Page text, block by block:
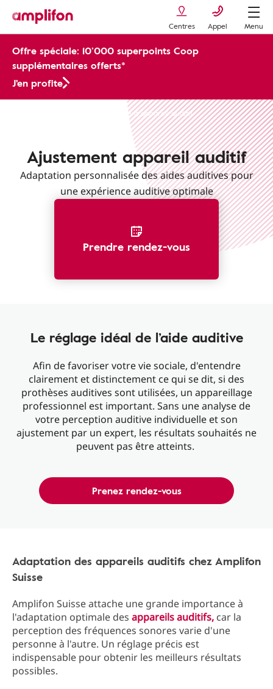
Centres Appel Menu
Offre spéciale: 10’000 superpoints Coop
supplémentaires offerts*
J'en profite
Ajustement appareil auditif
Ajustement appareil auditif
Adaptation personnalisée des aides auditives pour
une expérience auditive optimale
Prendre rendez-vous
Le réglage idéal de l’aide auditive
Afin de favoriser votre vie sociale, d'entendre
clairement et distinctement ce qui se dit, si des
prothèses auditives sont utilisées, un appareillage
professionnel est important. Sans une analyse de
votre perception auditive individuelle et son
ajustement par un expert, les résultats souhaités ne
peuvent pas être atteints.
Prenez rendez-vous
Adaptation des appareils auditifs chez Amplifon
Suisse
Amplifon Suisse attache une grande importance à
l'adaptation optimale des appareils auditifs, car la
perception des fréquences sonores varie d'une
personne à l'autre. Un réglage précis est
indispensable pour obtenir les meilleurs résultats
possibles.